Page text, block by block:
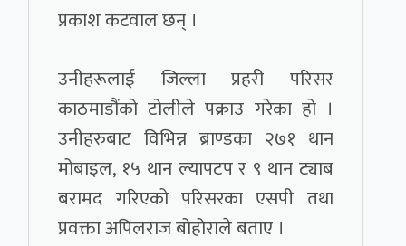
प्रकाश कटवाल छन् ।
उनीहरूलाई जिल्ला प्रहरी परिसर
काठमाडौंको टोलीले पक्राउ गरेका हो ।
उनीहरुबाट विभिन्न ब्राण्डका २७१ थान
मोबाइल, १५ थान ल्यापटप र ९ थान ट्याब
बरामद गरिएको परिसरका एसपी तथा
प्रवक्ता अपिलराज बोहोराले बताए ।